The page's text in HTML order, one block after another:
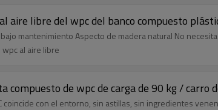
aire libre del wpc del banco compuesto
mantenimiento Aspecto de madera natural No
al aire libre
compuesto de wpc de carga de 90 kg / carro
coincide con el entorno, sin astillas, sin ingredientes